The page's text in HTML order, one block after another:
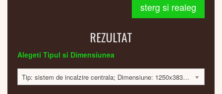
sterg si realeg
REZULTAT
Alegeti Tipul si Dimensiunea
Tip: sistem de incalzire centrala; Dimensiune: 1250x383x42mm; 380 Watt; 14595 lei